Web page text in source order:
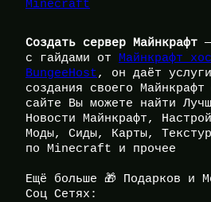
Minecraft
Создать сервер Майнкрафт
с гайдами от Майнкрафт
BungeeHost, он даёт
создания своего
сайте Вы можете найти
Новости Майнкрафт,
Моды, Сиды, Карты,
по Minecraft и прочее
Ещё больше 🎁 Подарков и
Соц Сетях: